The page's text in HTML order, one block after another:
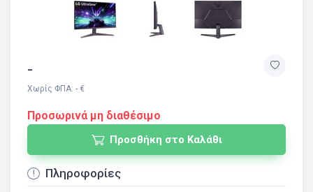
-
Χωρίς ΦΠΑ: - €
Προσωρινά μη διαθέσιμο
Προσθήκη στο Καλάθι
Πληροφορίες